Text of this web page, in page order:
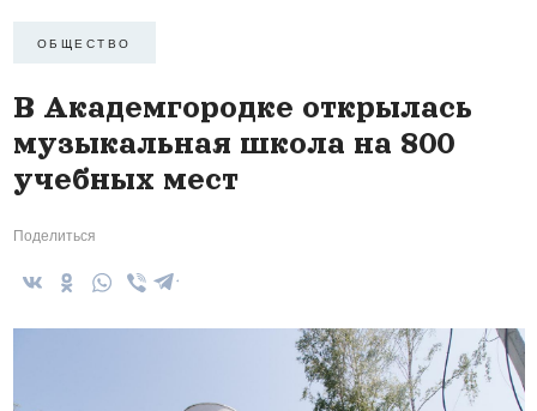
ОБЩЕСТВО
В Академгородке открылась
музыкальная школа на 800
учебных мест
Поделиться